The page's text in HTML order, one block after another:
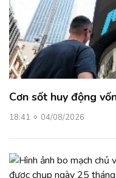
Cơn sốt huy động
18:41 04/08/2026